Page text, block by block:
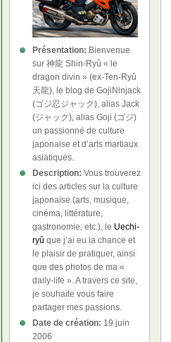
Présentation: Bienvenue
sur 神龍 Shin-Ryû « le
dragon divin » (ex-Ten-Ryû
天龍), le blog de GojiNinjack
(ゴジ忍ジャック), alias Jack
(ジャック), alias Goji (ゴジ)
un passionné de culture
japonaise et d’arts martiaux
asiatiques.
Description: Vous trouverez
ici des articles sur la culture
japonaise (arts, musique,
cinéma, littérature,
gastronomie, etc.), le Uechi-
ryû que j’ai eu la chance et
le plaisir de pratiquer, ainsi
que des photos de ma «
daily-life ». A travers ce site,
je souhaite vous faire
partager mes passions.
Date de création: 19 juin
2006